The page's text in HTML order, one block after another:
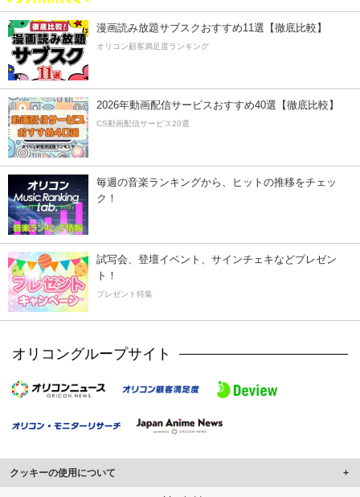
漫画読み放題サブスクおすすめ11選【徹底比較】
オリコン顧客満足度ランキング
2026年動画配信サービスおすすめ40選【徹底比較】
CS動画配信サービス20選
毎週の音楽ランキングから、ヒットの推移をチェッ
ク！
試写会、登壇イベント、サインチェキなどプレゼン
ト！
プレゼント特集
オリコングループサイト
クッキーの使用について